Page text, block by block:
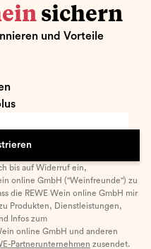
sichern
und Vorteile
bis auf Widerruf ein,
online GmbH ("Weinfreunde") zu
die REWE Wein online GmbH mir
Produkten, Dienstleistungen,
Infos zum
online GmbH und anderen
Partnerunternehmen zusendet.